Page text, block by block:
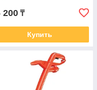
200 ₸
Купить